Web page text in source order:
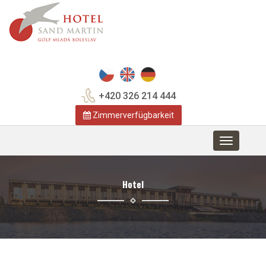
+420 326 214 444
Zimmerverfügbarkeit
Toggle
navigation
Hotel